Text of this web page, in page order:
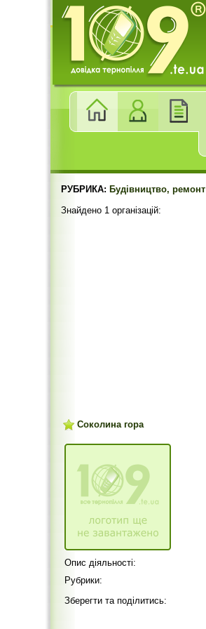
РУБРИКА: Будівництво, ремонт
Знайдено 1 організацій:
Соколина гора
Опис діяльності:
Рубрики:
Зберегти та поділитись: